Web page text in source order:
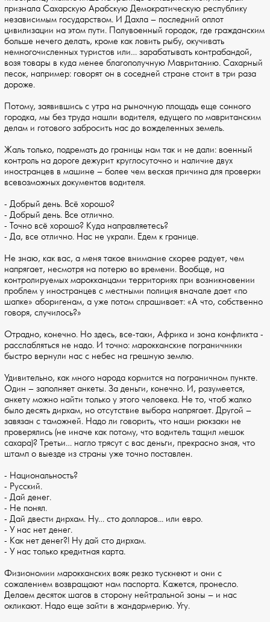
признала Сахарскую Арабскую Демократическую республику
независимым государством. И Дахла – последний оплот
цивилизации на этом пути. Полувоенный городок, где гражданским
больше нечего делать, кроме как ловить рыбу, окучивать
немногочисленных туристов или… зарабатывать контрабандой,
возя товары в куда менее благополучную Мавританию. Сахарный
песок, например: говорят он в соседней стране стоит в три раза
дороже.
Потому, заявившись с утра на рыночную площадь еще сонного
городка, мы без труда нашли водителя, едущего по мавританским
делам и готового забросить нас до вожделенных земель.
Жаль только, подремать до границы нам так и не дали: военный
контроль на дороге дежурит круглосуточно и наличие двух
иностранцев в машине – более чем веская причина для проверки
всевозможных документов водителя.
- Добрый день. Всё хорошо?
- Добрый день. Все отлично.
- Точно всё хорошо? Куда направляетесь?
- Да, все отлично. Нас не украли. Едем к границе.
Не знаю, как вас, а меня такое внимание скорее радует, чем
напрягает, несмотря на потерю во времени. Вообще, на
контролируемых марокканцами территориях при возникновении
проблем у иностранцев с местными полиция вначале дает «по
шапке» аборигенам, а уже потом спрашивает: «А что, собственно
говоря, случилось?»
Отрадно, конечно. Но здесь, все-таки, Африка и зона конфликта -
расслабляться не надо. И точно: марокканские пограничники
быстро вернули нас с небес на грешную землю.
Удивительно, как много народа кормится на пограничном пункте.
Один – заполняет анкеты. За деньги, конечно. И, разумеется,
анкету можно найти только у этого человека. Не то, чтоб жалко
было десять дирхам, но отсутствие выбора напрягает. Другой –
завязан с таможней. Надо ли говорить, что наши рюкзаки не
проверялись (не иначе как потому, что водитель тащил мешок
сахара)? Третьи… нагло трясут с вас деньги, прекрасно зная, что
штамп о выезде из страны уже точно поставлен.
- Национальность?
- Русский.
- Дай денег.
- Не понял.
- Дай двести дирхам. Ну… сто долларов... или евро.
- У нас нет денег.
- Как нет денег?! Ну дай сто дирхам.
- У нас только кредитная карта.
Физиономии марокканских вояк резко тускнеют и они с
сожалением возвращают нам паспорта. Кажется, пронесло.
Делаем десяток шагов в сторону нейтральной зоны – и нас
окликают. Надо еще зайти в жандармерию. Угу.